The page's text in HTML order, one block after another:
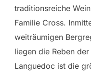
traditionsreiche
Familie Cross.
weiträumigen
liegen die Reben
Languedoc ist die